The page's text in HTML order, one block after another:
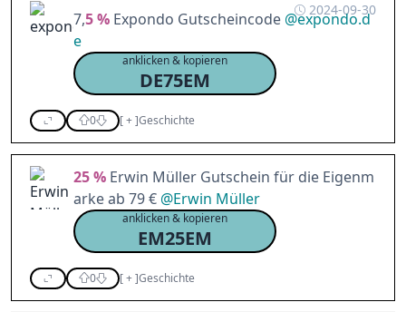
2024-09-30
7,5 % Expondo Gutscheincode @expondo.d
e
anklicken & kopieren
DE75EM
0 [+]Geschichte
25 % Erwin Müller Gutschein für die Eigenm
arke ab 79 € @Erwin Müller
anklicken & kopieren
EM25EM
0 [+]Geschichte